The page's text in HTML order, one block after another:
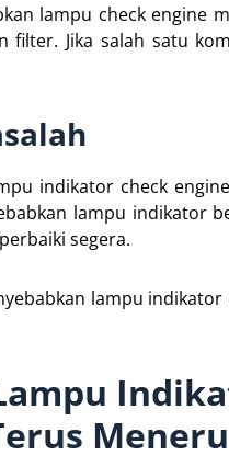
lampu check engine
Jika salah satu
indikator check
lampu indikator
segera.
lampu